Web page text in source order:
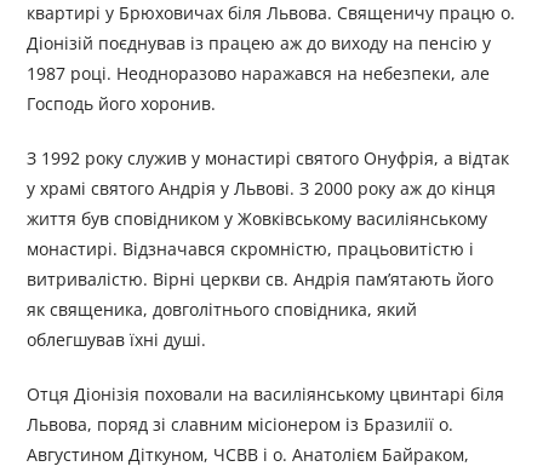
квартирі у Брюховичах біля Львова. Священичу працю о.
Діонізій поєднував із працею аж до виходу на пенсію у
1987 році. Неодноразово наражався на небезпеки, але
Господь його хоронив.
З 1992 року служив у монастирі святого Онуфрія, а відтак
у храмі святого Андрія у Львові. З 2000 року аж до кінця
життя був сповідником у Жовківському василіянському
монастирі. Відзначався скромністю, працьовитістю і
витривалістю. Вірні церкви св. Андрія пам’ятають його
як священика, довголітнього сповідника, який
облегшував їхні душі.
Отця Діонізія поховали на василіянському цвинтарі біля
Львова, поряд зі славним місіонером із Бразилії о.
Августином Діткуном, ЧСВВ і о. Анатолієм Байраком,